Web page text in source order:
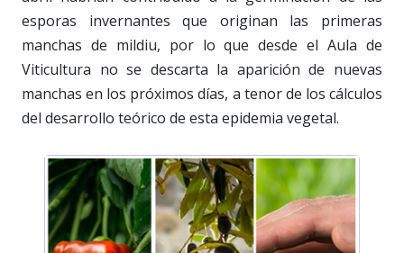
esporas invernantes que originan las primeras
manchas de mildiu, por lo que desde el Aula de
Viticultura no se descarta la aparición de nuevas
manchas en los próximos días, a tenor de los cálculos
del desarrollo teórico de esta epidemia vegetal.